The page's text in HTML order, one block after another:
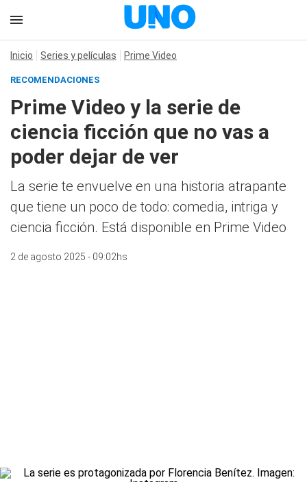
Inicio Series y películas Prime Video
RECOMENDACIONES
Prime Video y la serie de
ciencia ficción que no vas a
poder dejar de ver
La serie te envuelve en una historia atrapante
que tiene un poco de todo: comedia, intriga y
ciencia ficción. Está disponible en Prime Video
2 de agosto 2025 - 09:02hs